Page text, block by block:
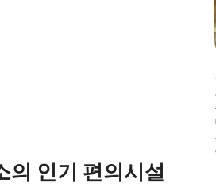
의 인기 편의시설